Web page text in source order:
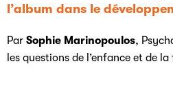
l’album dans le
Par Sophie Marinopoulos,
les questions de l’enfance et de